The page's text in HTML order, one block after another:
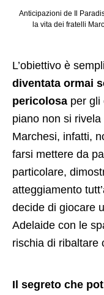
Anticipazioni de Il
la vita dei fratelli
L’obiettivo è
diventata ormai
pericolosa per gli
piano non si
Marchesi, infatti,
farsi mettere da
particolare,
atteggiamento
decide di giocare
Adelaide con le
rischia di ribaltare
Il segreto che